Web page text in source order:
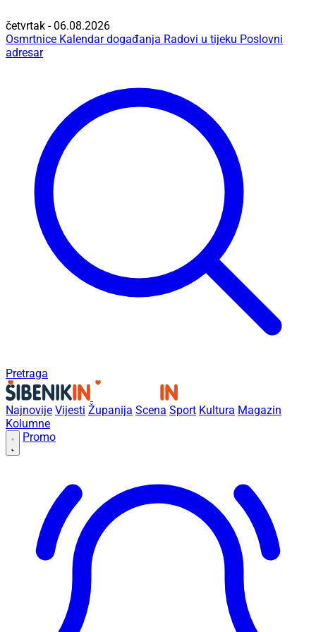
četvrtak - 06.08.2026
Osmrtnice Kalendar događanja Radovi u tijeku Poslovni
adresar
Pretraga
Najnovije Vijesti Županija Scena Sport Kultura Magazin
Kolumne
Promo